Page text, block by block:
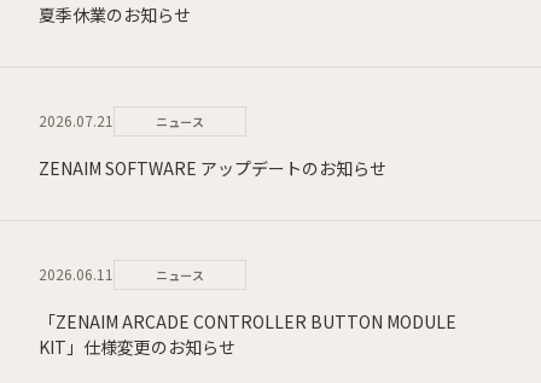
夏季休業のお知らせ
2026.07.21 ニュース
ZENAIM SOFTWARE アップデートのお知らせ
2026.06.11 ニュース
「ZENAIM ARCADE CONTROLLER BUTTON MODULE
KIT」仕様変更のお知らせ